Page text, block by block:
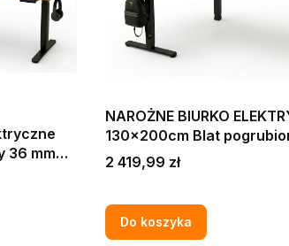
36 mm
BIURA
NAROŻNE BIURKO
130x200cm Blat
mm KOMPUTEROWE DO
Cena
2 419,99 zł
Do koszyka